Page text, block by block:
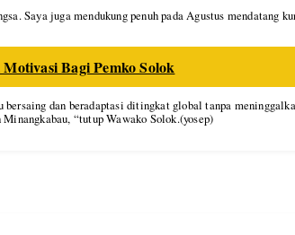
Saya juga mendukung penuh pada Agustus mendatang
Bagi Pemko Solok
dan beradaptasi ditingkat global tanpa
“tutup Wawako Solok.(yosep)